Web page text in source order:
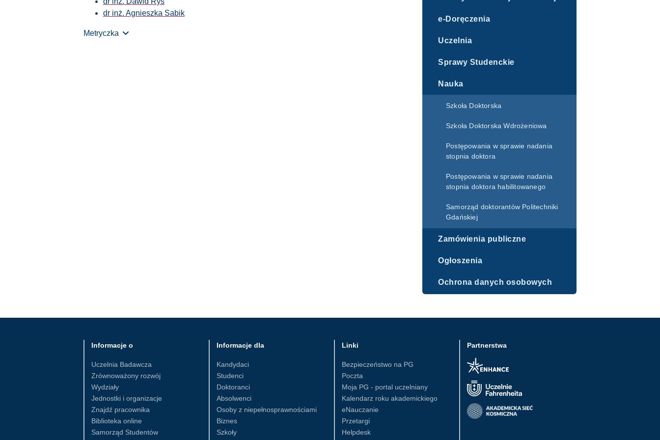
e-Doręczenia
Uczelnia
Sprawy Studenckie
Nauka
Szkoła Doktorska
Szkoła Doktorska Wdrożeniowa
Postępowania w sprawie nadania
stopnia doktora
Postępowania w sprawie nadania
stopnia doktora habilitowanego
Samorząd doktorantów Politechniki
Gdańskiej
Zamówienia publiczne
Ogłoszenia
Ochrona danych osobowych
dr inż. Agnieszka Sabik
Metryczka
Partnerstwa
Informacje o
Uczelnia Badawcza
Zrównoważony rozwój
Wydziały
Jednostki i organizacje
Znajdź pracownika
Biblioteka online
Samorząd Studentów
Informacje dla
Kandydaci
Studenci
Doktoranci
Absolwenci
Osoby z niepełnosprawnościami
Biznes
Szkoły
Linki
Bezpieczeństwo na PG
Poczta
Moja PG - portal uczelniany
Kalendarz roku akademickiego
eNauczanie
Przetargi
Helpdesk